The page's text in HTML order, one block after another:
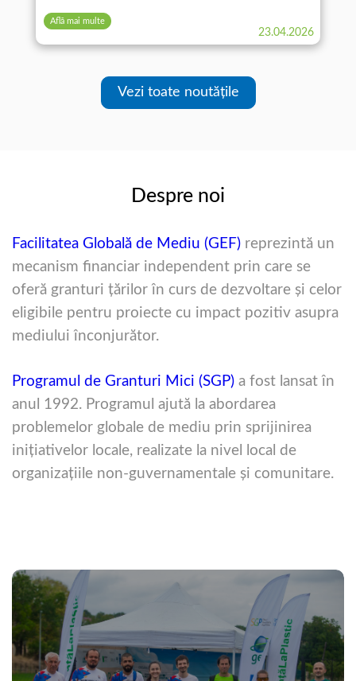
Află mai multe
23.04.2026
Vezi toate noutățile
Despre noi
Facilitatea Globală de Mediu (GEF) reprezintă un
mecanism financiar independent prin care se
oferă granturi ţărilor în curs de dezvoltare şi celor
eligibile pentru proiecte cu impact pozitiv asupra
mediului înconjurător.
Programul de Granturi Mici (SGP) a fost lansat în
anul 1992. Programul ajută la abordarea
problemelor globale de mediu prin sprijinirea
iniţiativelor locale, realizate la nivel local de
organizaţiile non-guvernamentale şi comunitare.